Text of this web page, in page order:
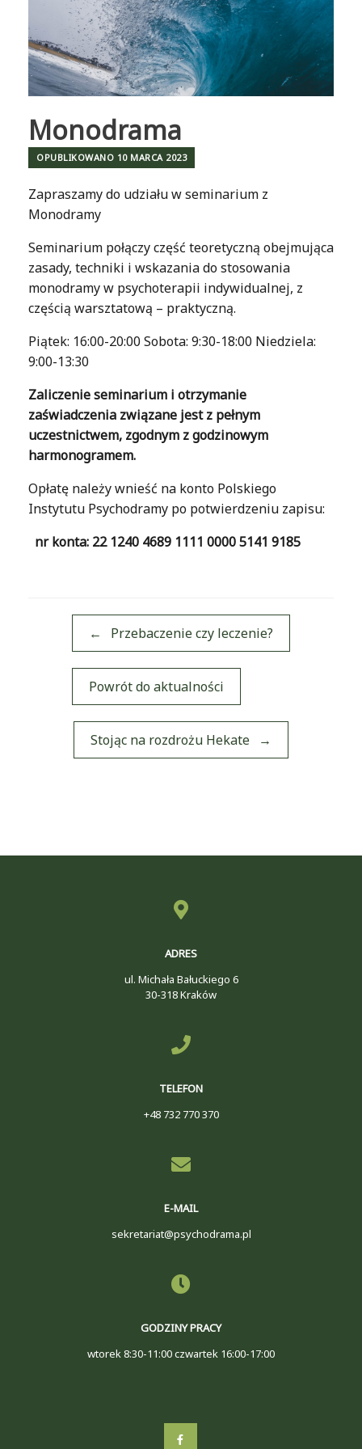
Monodrama
OPUBLIKOWANO 10 MARCA 2023
Zapraszamy do udziału w seminarium z
Monodramy
Seminarium połączy część teoretyczną obejmująca
zasady, techniki i wskazania do stosowania
monodramy w psychoterapii indywidualnej, z
częścią warsztatową – praktyczną.
Piątek: 16:00-20:00 Sobota: 9:30-18:00 Niedziela:
9:00-13:30
Zaliczenie seminarium i otrzymanie
zaświadczenia związane jest z pełnym
uczestnictwem, zgodnym z godzinowym
harmonogramem.
Opłatę należy wnieść na konto Polskiego
Instytutu Psychodramy po potwierdzeniu zapisu:
nr konta: 22 1240 4689 1111 0000 5141 9185
Post navigation
← Przebaczenie czy leczenie?
Powrót do aktualności
Stojąc na rozdrożu Hekate →
ADRES
ul. Michała Bałuckiego 6
30-318 Kraków
TELEFON
+48 732 770 370
E-MAIL
sekretariat@psychodrama.pl
GODZINY PRACY
wtorek 8:30-11:00 czwartek 16:00-17:00